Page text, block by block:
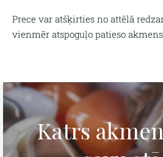
Prece var atšķirties no attēlā
vienmēr atspoguļo patieso
Tava personīgā rokassprādze
Kontakti
Apmaksa
Preces atgriešana
Mēs lietojam sīkfailus